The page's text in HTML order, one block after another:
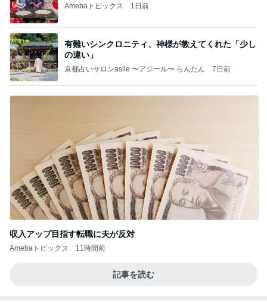
Amebaトピックス 1日前
有難いシンクロニティ、神様が教えてくれた「少し
の違い」
京都占いサロンasile 〜アジール〜 らんたん 7日前
収入アップ目指す転職に夫が反対
Amebaトピックス 11時間前
記事を読む